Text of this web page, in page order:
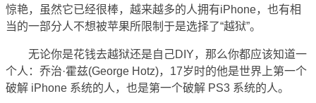
惊艳，虽然它已经很棒，越来越多的人拥有iPhone，也有相
当的一部分人不想被苹果所限制于是选择了“越狱”。
无论你是花钱去越狱还是自己DIY，那么你都应该知道一
个人：乔治·霍兹(George Hotz)，17岁时的他是世界上第一个
破解 iPhone 系统的人，也是第一个破解 PS3 系统的人。